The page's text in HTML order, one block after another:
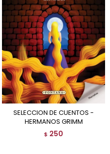
SELECCION DE CUENTOS -
HERMANOS GRIMM
$ 250